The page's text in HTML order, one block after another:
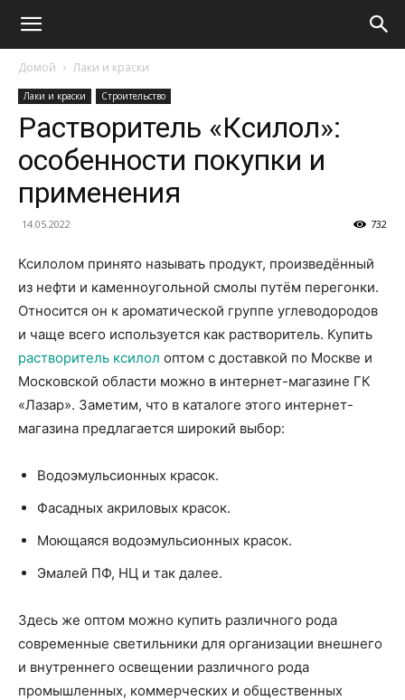
Домой Лаки и краски
Лаки и краски Строительство
Растворитель «Ксилол»:
особенности покупки и
применения
14.05.2022 732
Ксилолом принято называть продукт, произведённый
из нефти и каменноугольной смолы путём перегонки.
Относится он к ароматической группе углеводородов
и чаще всего используется как растворитель. Купить
растворитель ксилол оптом с доставкой по Москве и
Московской области можно в интернет-магазине ГК
«Лазар». Заметим, что в каталоге этого интернет-
магазина предлагается широкий выбор:
Водоэмульсионных красок.
Фасадных акриловых красок.
Моющаяся водоэмульсионных красок.
Эмалей ПФ, НЦ и так далее.
Здесь же оптом можно купить различного рода
современные светильники для организации внешнего
и внутреннего освещении различного рода
промышленных, коммерческих и общественных